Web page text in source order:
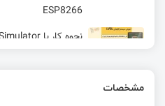
ESP8266
مشخصات